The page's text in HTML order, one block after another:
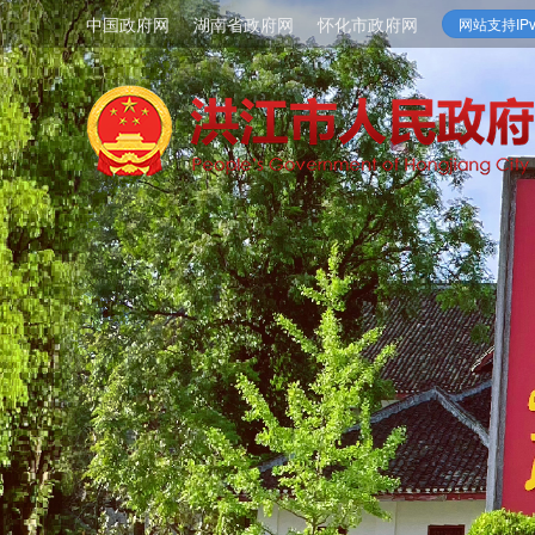
中国政府网 湖南省政府网 怀化市政府网 网站支持